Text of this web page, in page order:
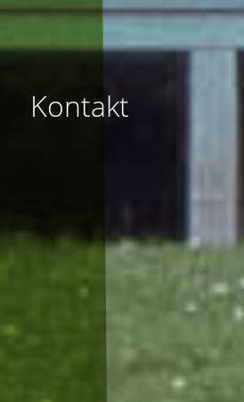
Kontakt